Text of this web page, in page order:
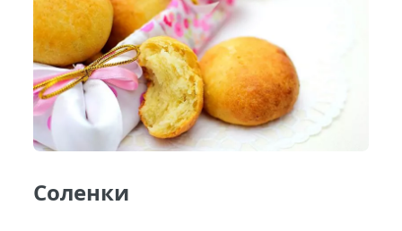
Соленки